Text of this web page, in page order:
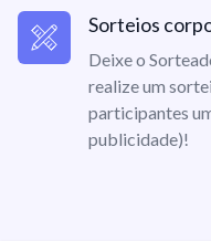
Sorteios
Deixe o
realize um
participantes
publicidade)!